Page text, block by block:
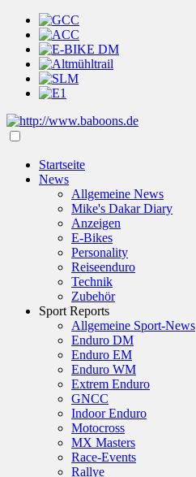
Startseite
News
Allgemeine News
Mike's Dakar Diary
Anzeigen
E-Bikes
Personality
Reiseenduro
Technik
Zubehör
Sport Reports
Allgemeine Sport-News
Enduro DM
Enduro EM
Enduro WM
Extrem Enduro
GNCC
Indoor Enduro
Motocross
MX Masters
Race-Events
Rallye